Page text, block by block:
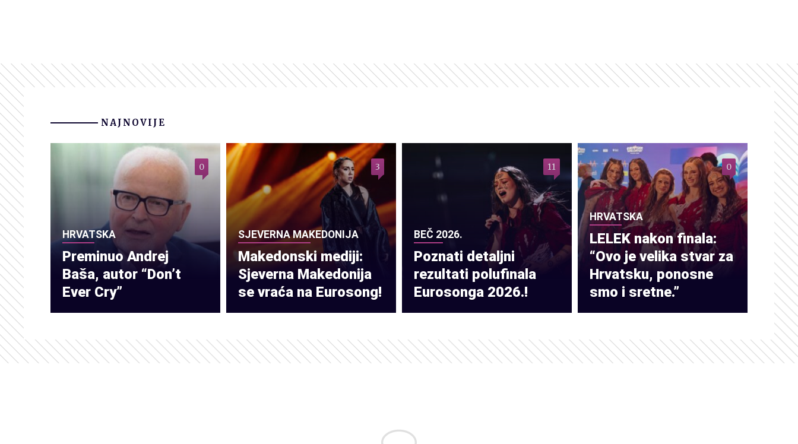
NAJNOVIJE
HRVATSKA
Preminuo Andrej
Baša, autor “Don’t
Ever Cry”
0
SJEVERNA MAKEDONIJA
Makedonski mediji:
Sjeverna Makedonija
se vraća na Eurosong!
3
BEČ 2026.
Poznati detaljni
rezultati polufinala
Eurosonga 2026.!
11
HRVATSKA
LELEK nakon finala:
“Ovo je velika stvar za
Hrvatsku, ponosne
smo i sretne.”
0